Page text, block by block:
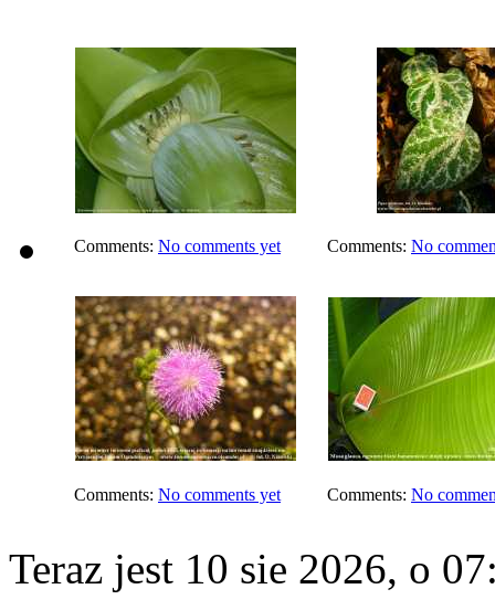
Comments: No comments yet Comments: No
Comments: No comments yet Comments: No
Teraz jest 10 sie 2026, o